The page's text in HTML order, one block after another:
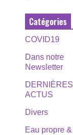
Catégories
COVID19
Dans notre
Newsletter
DERNIÈRES
ACTUS
Divers
Eau propre &